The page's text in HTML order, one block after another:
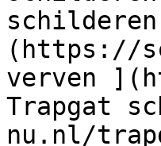
(https://
verven
Trapgat
nu.nl/